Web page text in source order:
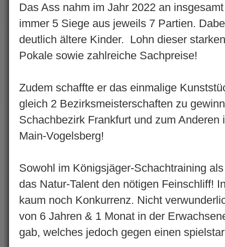
Das Ass nahm im Jahr 2022 an
immer 5 Siege aus jeweils 7 Partien.
deutlich ältere Kinder. Lohn dieser
Pokale sowie zahlreiche Sachpreise!
Zudem schaffte er das einmalige
gleich 2 Bezirksmeisterschaften zu
Schachbezirk Frankfurt und zum
Main-Vogelsberg!
Sowohl im Königsjäger-Schachtraining
das Natur-Talent den nötigen Feinschliff!
kaum noch Konkurrenz. Nicht
von 6 Jahren & 1 Monat in der
gab, welches jedoch gegen einen